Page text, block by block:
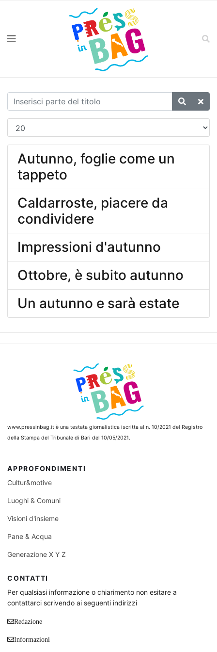
Autunno, foglie come un
tappeto
Caldarroste, piacere da
condividere
Impressioni d'autunno
Ottobre, è subito autunno
Un autunno e sarà estate
www.pressinbag.it è una testata giornalistica iscritta al n. 10/2021 del Registro
della Stampa del Tribunale di Bari del 10/05/2021.
APPROFONDIMENTI
Cultur&motive
Luoghi & Comuni
Visioni d'insieme
Pane & Acqua
Generazione X Y Z
CONTATTI
Per qualsiasi informazione o chiarimento non esitare a
contattarci scrivendo ai seguenti indirizzi
Redazione
Informazioni